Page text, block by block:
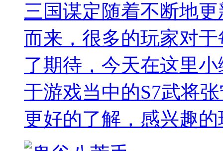
三国谋定随着不断地
而来，很多的玩家对
了期待，今天在这里
于游戏当中的S7武将
更好的了解，感兴趣